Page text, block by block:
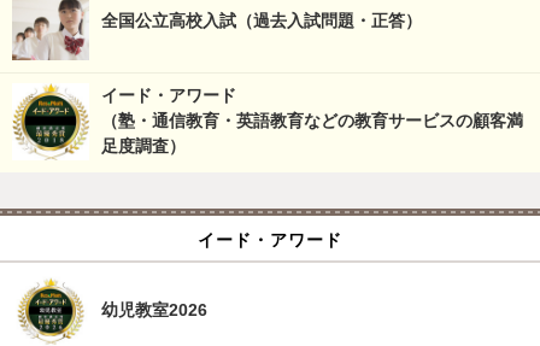
全国公立高校入試（過去入試問題・正答）
イード・アワード
（塾・通信教育・英語教育などの教育サービスの顧客満
足度調査）
イード・アワード
幼児教室2026